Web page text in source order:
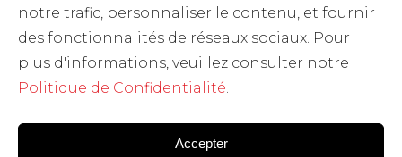
notre trafic, personnaliser le contenu, et fournir
des fonctionnalités de réseaux sociaux. Pour
plus d'informations, veuillez consulter notre
Politique de Confidentialité.
Accepter
Contact
Politique de confidentialité